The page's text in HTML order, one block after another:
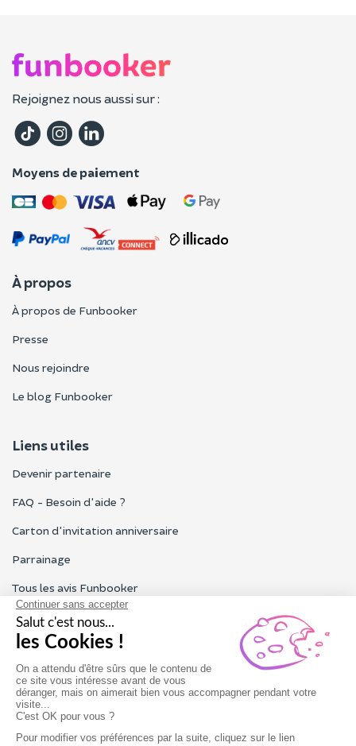
Rejoignez nous aussi sur :
Moyens de paiement
À propos
À propos de Funbooker
Presse
Nous rejoindre
Le blog Funbooker
Liens utiles
Devenir partenaire
FAQ - Besoin d'aide ?
Carton d'invitation anniversaire
Parrainage
Tous les avis Funbooker
Particuliers, entreprises, professionnels
Notre service client est ouvert du lundi au vendredi de 9h à 18h
Nous contacter